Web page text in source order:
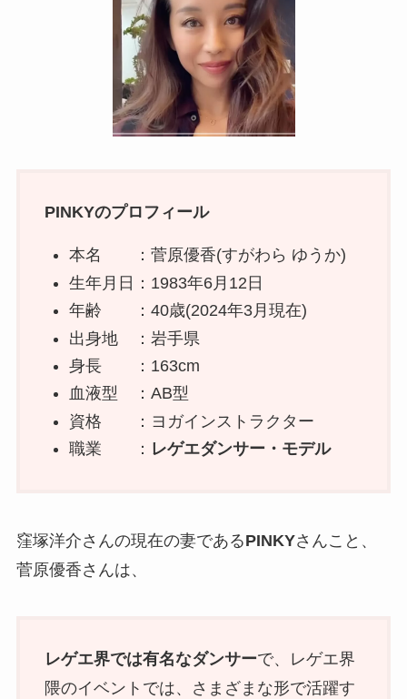
PINKYのプロフィール
本名 ：菅原優香(すがわら ゆうか)
生年月日：1983年6月12日
年齢 ：40歳(2024年3月現在)
出身地 ：岩手県
身長 ：163cm
血液型 ：AB型
資格 ：ヨガインストラクター
職業 ： レゲエダンサー・モデル
窪塚洋介さんの現在の妻であるPINKYさんこと、
菅原優香さんは、
レゲエ界では有名なダンサーで、レゲエ界
隈のイベントでは、さまざまな形で活躍す